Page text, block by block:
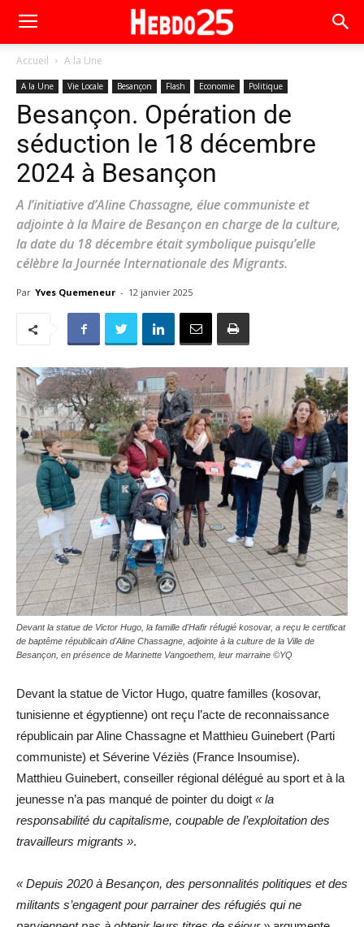
Accueil A la Une
A la Une Vie Locale Besançon Flash Economie Politique
Besançon. Opération de
séduction le 18 décembre
2024 à Besançon
A l’initiative d’Aline Chassagne, élue communiste et
adjointe à la Maire de Besançon en charge de la culture,
la date du 18 décembre était symbolique puisqu’elle
célèbre la Journée Internationale des Migrants.
Par Yves Quemeneur - 12 janvier 2025
Devant la statue de Victor Hugo, la famille d'Hafir réfugié kosovar, a reçu le certificat
de baptême républicain d'Aline Chassagne, adjointe à la culture de la Ville de
Besançon, en présence de Marinette Vangoethem, leur marraine ©YQ
Devant la statue de Victor Hugo, quatre familles (kosovar,
tunisienne et égyptienne) ont reçu l’acte de reconnaissance
républicain par Aline Chassagne et Matthieu Guinebert (Parti
communiste) et Séverine Véziès (France Insoumise).
Matthieu Guinebert, conseiller régional délégué au sport et à la
jeunesse n’a pas manqué de pointer du doigt « la
responsabilité du capitalisme, coupable de l’exploitation des
travailleurs migrants ».
« Depuis 2020 à Besançon, des personnalités politiques et des
militants s’engagent pour parrainer des réfugiés qui ne